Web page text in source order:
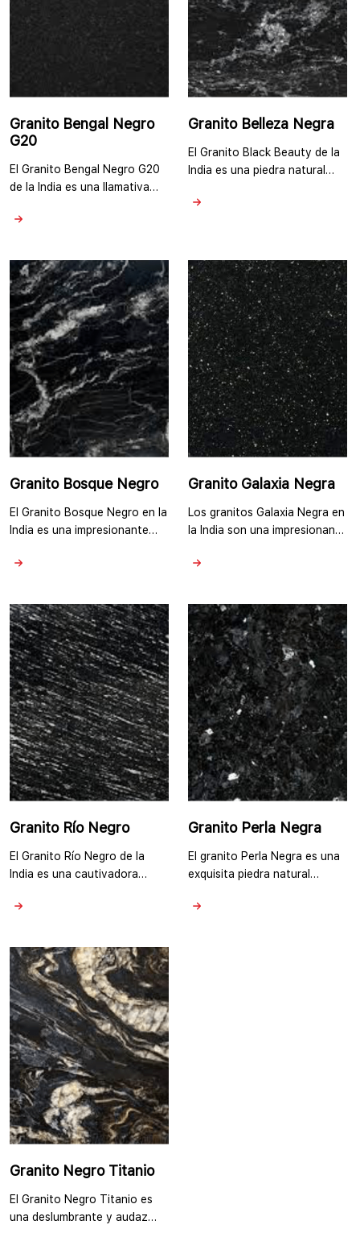
apariencia uniforme. Este
granito …
Negro de Rajasthan es un
negro …
Granito Bengal Negro
G20
El Granito Bengal Negro G20
de la India es una llamativa
sofisticación y elegancia
Negro G20 tiene sus minas de
granito en el sur de la India.
Presenta un color de base
negro profundo que emana un
sentido de lujo y
refinamiento. Este granito a
menudo muestra …
Granito Belleza Negra
El Granito Black Beauty de la
India es una piedra natural
conocida por su color negro
popular para crear un
ambiente sofisticado y lujoso
en diversos proyectos de
diseño. Los granitos Black
Beauty en la India se
procesan en una fábrica de
granito en …
Granito Bosque Negro
El Granito Bosque Negro en la
India es una impresionante
su coloración oscura y rica. El
piedra natural del sur de la
India que presenta un fondo
negro sólido con patrones
intrincados de vetas y motas
grises, blancas y a veces
incluso doradas o marrones.
Estas …
Granito Galaxia Negra
Los granitos Galaxia Negra en
la India son una impresionante
su apariencia oscura y
principalmente de minas en
Andhra Pradesh, India. Este
granito presenta un fondo
negro profundo, adornado
con pequeñas motas
reflectantes de color dorado
cobrizo o plateado, que se
asemejan a un cielo estrellado
en la …
Granito Río Negro
El Granito Río Negro de la
India es una cautivadora
estética rica y sofisticada, y
procesamiento de granito en
el sur de la India. Se
caracteriza por un color de
base negro profundo con
vetas ocasionales y patrones
de remolino en tonos de gris,
plateado o …
Granito Perla Negra
El granito Perla Negra es una
exquisita piedra natural
impresionante color negro y
Granito Negro Titanio
El Granito Negro Titanio es
una deslumbrante y audaz